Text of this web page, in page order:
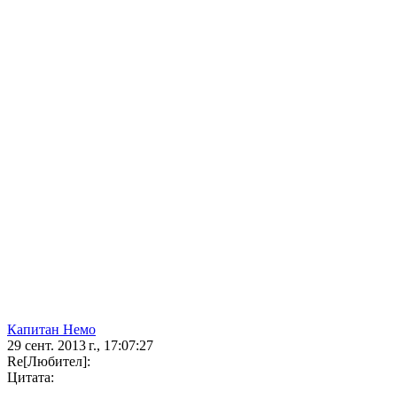
Капитан Немо
29 сент. 2013 г., 17:07:27
Re[Любител]:
Цитата: